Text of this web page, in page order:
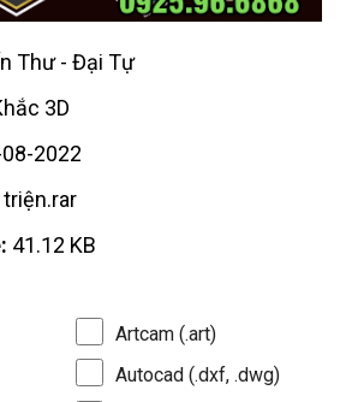
Thư - Đại Tự
3D
2022
triện.rar
41.12 KB
Artcam (.art)
Autocad (.dxf, .dwg)